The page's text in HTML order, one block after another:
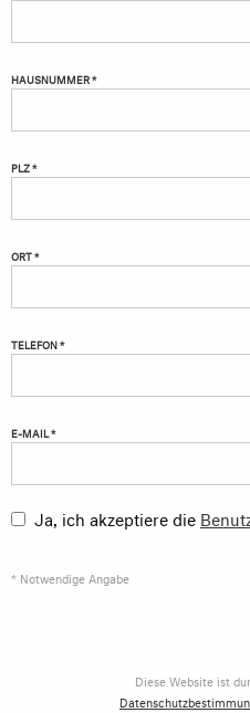
HAUSNUMMER *
PLZ *
ORT *
TELEFON *
E-MAIL *
Ja, ich akzeptiere die
* Notwendige Angabe
Diese Website ist